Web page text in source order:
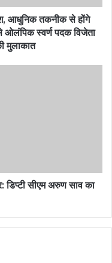
आधुनिक तकनीक से होंगे
ओलंपिक स्वर्ण पदक विजेता
मुलाकात
डिप्टी सीएम अरुण साव का